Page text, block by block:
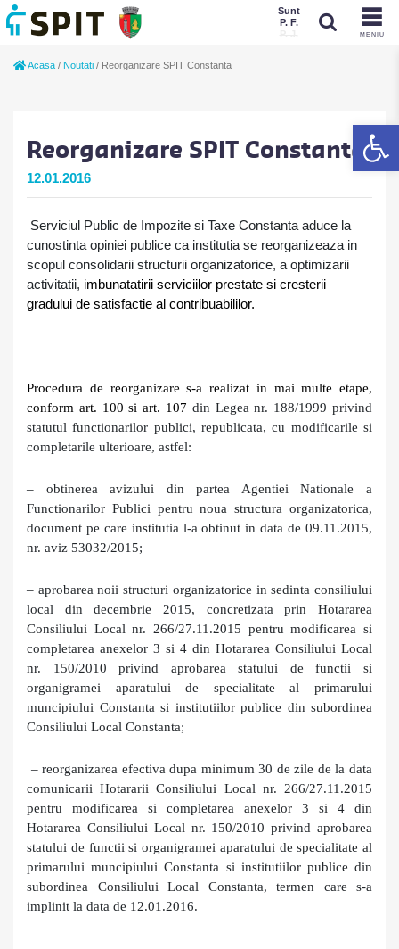
MENIU
Sunt
P. F.
Acasa / Noutati / Reorganizare SPIT Constanta
Reorganizare SPIT Constanta
12.01.2016
Serviciul Public de Impozite si Taxe Constanta aduce la
cunostinta opiniei publice ca institutia se reorganizeaza in
scopul consolidarii structurii organizatorice, a optimizarii
activitatii, imbunatatirii serviciilor prestate si cresterii
gradului de satisfactie al contribuabililor.
Procedura de reorganizare s-a realizat in mai multe etape,
conform art. 100 si art. 107 din Legea nr. 188/1999 privind
statutul functionarilor publici, republicata, cu modificarile si
completarile ulterioare, astfel:
– obtinerea avizului din partea Agentiei Nationale a
Functionarilor Publici pentru noua structura organizatorica,
document pe care institutia l-a obtinut in data de 09.11.2015,
nr. aviz 53032/2015;
– aprobarea noii structuri organizatorice in sedinta consiliului
local din decembrie 2015, concretizata prin Hotararea
Consiliului Local nr. 266/27.11.2015 pentru modificarea si
completarea anexelor 3 si 4 din Hotararea Consiliului Local
nr. 150/2010 privind aprobarea statului de functii si
organigramei aparatului de specialitate al primarului
muncipiului Constanta si institutiilor publice din subordinea
Consiliului Local Constanta;
– reorganizarea efectiva dupa minimum 30 de zile de la data
comunicarii Hotararii Consiliului Local nr. 266/27.11.2015
pentru modificarea si completarea anexelor 3 si 4 din
Hotararea Consiliului Local nr. 150/2010 privind aprobarea
statului de functii si organigramei aparatului de specialitate al
primarului muncipiului Constanta si institutiilor publice din
subordinea Consiliului Local Constanta, termen care s-a
implinit la data de 12.01.2016.